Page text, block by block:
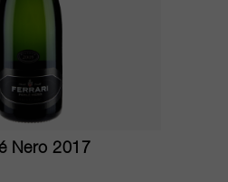
Nero 2017